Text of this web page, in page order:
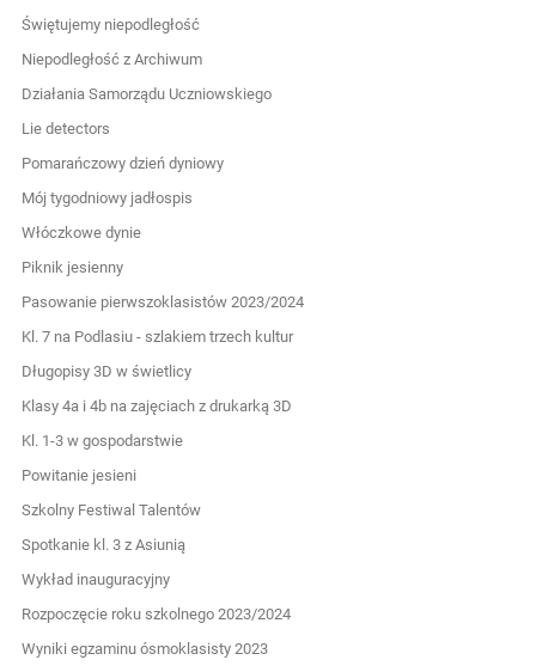
Świętujemy niepodległość
Niepodległość z Archiwum
Działania Samorządu Uczniowskiego
Lie detectors
Pomarańczowy dzień dyniowy
Mój tygodniowy jadłospis
Włóczkowe dynie
Piknik jesienny
Pasowanie pierwszoklasistów 2023/2024
Kl. 7 na Podlasiu - szlakiem trzech kultur
Długopisy 3D w świetlicy
Klasy 4a i 4b na zajęciach z drukarką 3D
Kl. 1-3 w gospodarstwie
Powitanie jesieni
Szkolny Festiwal Talentów
Spotkanie kl. 3 z Asiunią
Wykład inauguracyjny
Rozpoczęcie roku szkolnego 2023/2024
Wyniki egzaminu ósmoklasisty 2023